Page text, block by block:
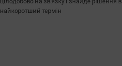
найкоротший термін